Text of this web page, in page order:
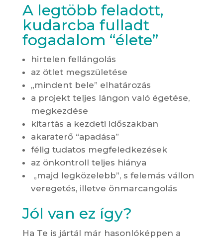
A legtöbb feladott,
kudarcba fulladt
fogadalom “élete”
hirtelen fellángolás
az ötlet megszületése
„mindent bele” elhatározás
a projekt teljes lángon való égetése,
megkezdése
kitartás a kezdeti időszakban
akaraterő “apadása”
félig tudatos megfeledkezések
az önkontroll teljes hiánya
„majd legközelebb”, s felemás vállon
veregetés, illetve önmarcangolás
Jól van ez így?
Ha Te is jártál már hasonlóképpen a